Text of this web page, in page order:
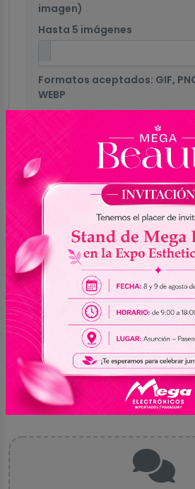
imagen)
Hasta 5 imágenes
Formatos aceptados: GIF,
WEBP
Enviar reseña
0.0
Sin reseñas
4